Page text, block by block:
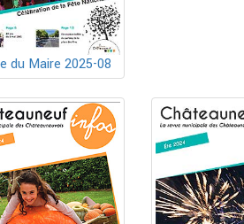
du Maire 2025-08